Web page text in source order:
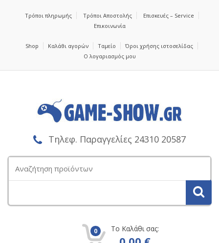
Τρόποι πληρωμής Τρόποι Αποστολής
Επισκευές – Service
Επικοινωνία
Shop Καλάθι αγορών Ταμείο
Όροι χρήσης ιστοσελίδας
Ο λογαριασμός μου
Τηλεφ. Παραγγελίες 24310 20587
για:
0 Το Καλάθι σας: